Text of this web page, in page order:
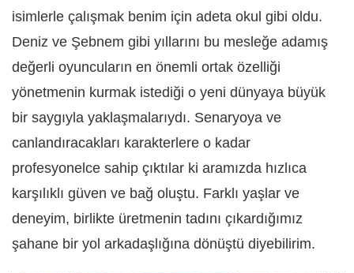
isimlerle çalışmak benim için adeta okul gibi oldu.
Deniz ve Şebnem gibi yıllarını bu mesleğe adamış
değerli oyuncuların en önemli ortak özelliği
yönetmenin kurmak istediği o yeni dünyaya büyük
bir saygıyla yaklaşmalarıydı. Senaryoya ve
canlandıracakları karakterlere o kadar
profesyonelce sahip çıktılar ki aramızda hızlıca
karşılıklı güven ve bağ oluştu. Farklı yaşlar ve
deneyim, birlikte üretmenin tadını çıkardığımız
şahane bir yol arkadaşlığına dönüştü diyebilirim.